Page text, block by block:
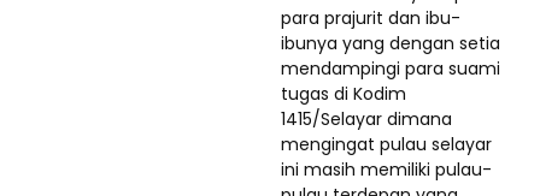
para prajurit dan ibu-
ibunya yang dengan setia
mendampingi para suami
tugas di Kodim
1415/Selayar dimana
mengingat pulau selayar
ini masih memiliki pulau-